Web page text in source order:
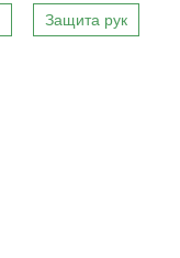
Защита рук